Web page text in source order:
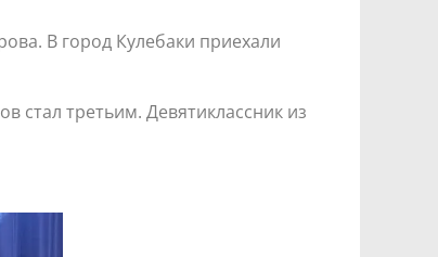
В город Кулебаки приехали
стал третьим. Девятиклассник из